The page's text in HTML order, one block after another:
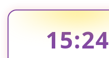
15:24